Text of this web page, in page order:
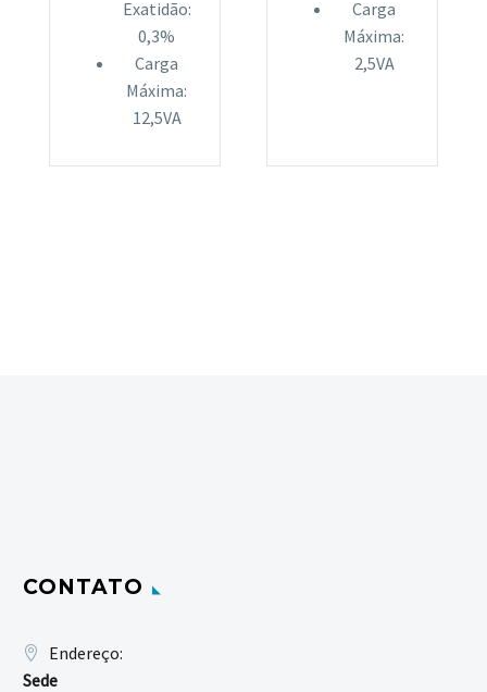
Exatidão:
0,3%
Carga
Máxima:
12,5VA
Carga
Máxima:
2,5VA
CONTATO
Endereço:
Sede